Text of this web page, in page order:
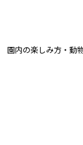
園内の楽しみ方・動